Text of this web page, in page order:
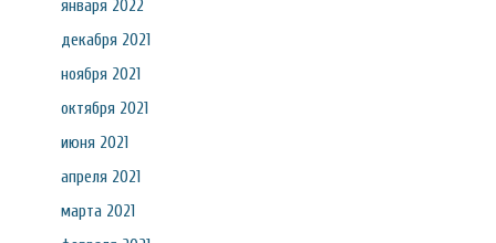
января 2022
декабря 2021
ноября 2021
октября 2021
июня 2021
апреля 2021
марта 2021